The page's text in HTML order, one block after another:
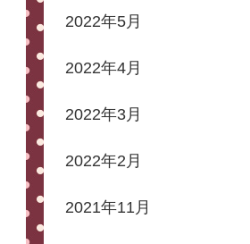
2022年5月
2022年4月
2022年3月
2022年2月
2021年11月